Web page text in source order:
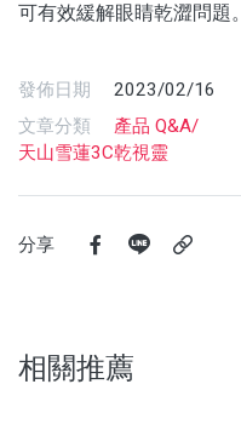
可有效緩解眼睛乾澀問題。
發佈日期
2023/02/16
文章分類
產品 Q&A/
天山雪蓮3C乾視靈
分享
相關推薦